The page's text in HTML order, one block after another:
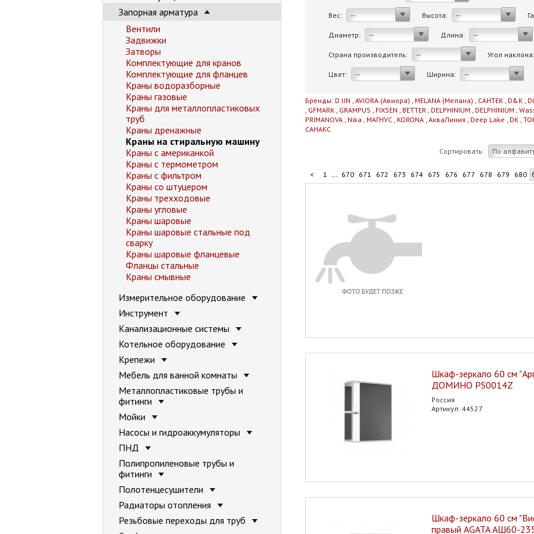
Вес: -- Высота: --
Диаметр: -- Длина: --
Страна производитель: -- Угол наклона:
Цвет: -- Ширина: --
Бренды: D.lIN , AVIORA (Авиора) , MELANA (Мелана) , САНТЕК , D&K ,
, GFMARK , GRAMPUS , FIXSEN , BETTER , DELPHINIUM , DELPHINIUM ,
PRIMANOVA , Nika , МАГНУС , KORONA , АкваЛиния , Deep Lake , DK ,
САНАКС
Сортировать: По
< 1 ... 670 671 672 673 674 675 676 677 678 679 680
Шкаф-зеркало 60 см
ДОМИНО PS0014Z
Россия
Артикул: 44527
Шкаф-зеркало 60 см
правый AGATA АШ60-
Запорная арматура
Вентили
Задвижки
Затворы
Комплектующие для кранов
Комплектующие для фланцев
Краны водоразборные
Краны газовые
Краны для металлопластиковых
труб
Краны дренажные
Краны на стиральную машину
Краны с американкой
Краны с термометром
Краны с фильтром
Краны со штуцером
Краны трехходовые
Краны угловые
Краны шаровые
Краны шаровые стальные под
сварку
Краны шаровые фланцевые
Фланцы стальные
Краны смывные
Измерительное оборудование
Инструмент
Канализационные системы
Котельное оборудование
Крепежи
Мебель для ванной комнаты
Металлопластиковые трубы и
фитинги
Мойки
Насосы и гидроаккумуляторы
ПНД
Полипропиленовые трубы и
фитинги
Полотенцесушители
Радиаторы отопления
Резьбовые переходы для труб